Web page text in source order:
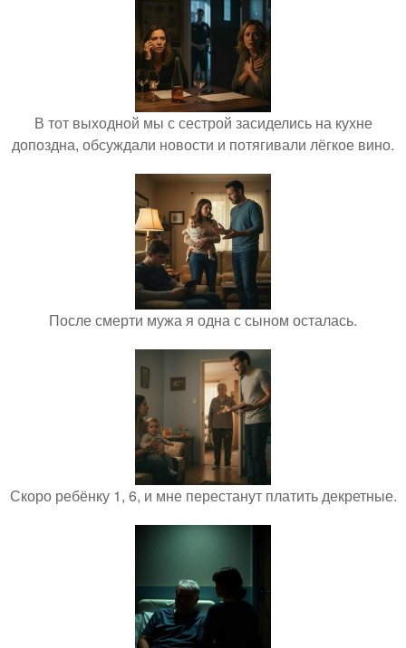
В тот выходной мы с сестрой засиделись на кухне
допоздна, обсуждали новости и потягивали лёгкое вино.
После смерти мужа я одна с сыном осталась.
Скоро ребёнку 1, 6, и мне перестанут платить декретные.